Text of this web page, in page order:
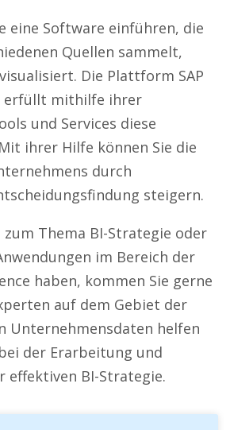
eine Software einführen, die
Quellen sammelt,
Die Plattform SAP
erfüllt mithilfe ihrer
und Services diese
ihrer Hilfe können Sie die
durch
steigern.
zum Thema BI-Strategie oder
im Bereich der
haben, kommen Sie gerne
auf dem Gebiet der
Unternehmensdaten helfen
der Erarbeitung und
effektiven BI-Strategie.